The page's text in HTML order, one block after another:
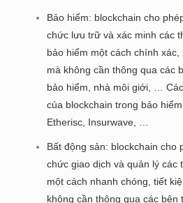
Bảo hiểm: blockchain cho
chức lưu trữ và xác minh các
bảo hiểm một cách chính
mà không cần thông qua các
bảo hiểm, nhà môi giới, …
của blockchain trong bảo
Etherisc, Insurwave, …
Bất động sản: blockchain cho
chức giao dịch và quản lý các
một cách nhanh chóng, tiết
không cần thông qua các bên